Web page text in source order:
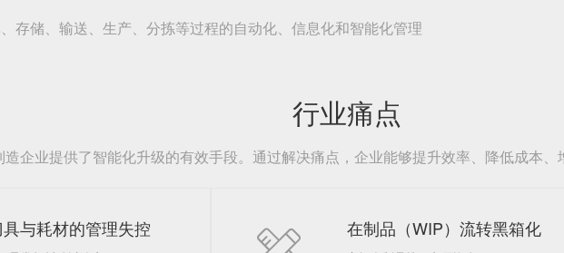
存储、输送、生产、分拣等过程的自动化、信息化和智能化管理
行业痛点
造企业提供了智能化升级的有效手段。通过解决痛点，企业能够提升效率、降低成本
与耗材的管理失控 在制品（WIP）流转黑箱化